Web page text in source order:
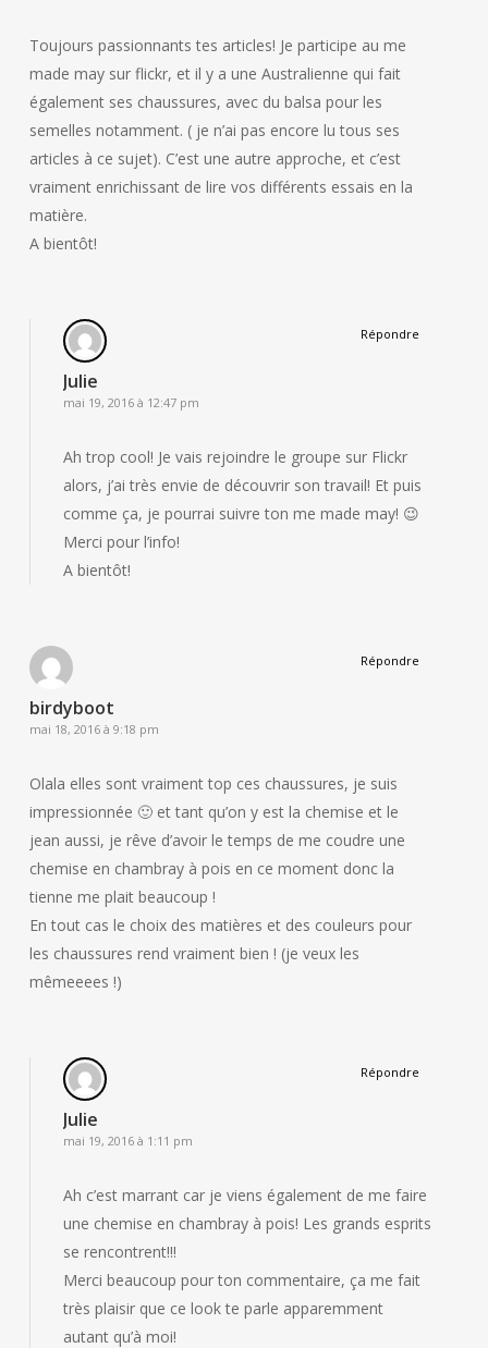
Toujours passionnants tes articles! Je participe au me
made may sur flickr, et il y a une Australienne qui fait
également ses chaussures, avec du balsa pour les
semelles notamment. ( je n’ai pas encore lu tous ses
articles à ce sujet). C’est une autre approche, et c’est
vraiment enrichissant de lire vos différents essais en la
matière.
A bientôt!
Julie
mai 19, 2016 à 12:47 pm
Ah trop cool! Je vais rejoindre le groupe sur Flickr
alors, j’ai très envie de découvrir son travail! Et puis
comme ça, je pourrai suivre ton me made may! 😉
Merci pour l’info!
A bientôt!
Répondre
birdyboot
mai 18, 2016 à 9:18 pm
Olala elles sont vraiment top ces chaussures, je suis
impressionnée 🙂 et tant qu’on y est la chemise et le
jean aussi, je rêve d’avoir le temps de me coudre une
chemise en chambray à pois en ce moment donc la
tienne me plait beaucoup !
En tout cas le choix des matières et des couleurs pour
les chaussures rend vraiment bien ! (je veux les
mêmeeees !)
Répondre
Julie
mai 19, 2016 à 1:11 pm
Ah c’est marrant car je viens également de me faire
une chemise en chambray à pois! Les grands esprits
se rencontrent!!!
Merci beaucoup pour ton commentaire, ça me fait
très plaisir que ce look te parle apparemment
autant qu’à moi!
Répondre